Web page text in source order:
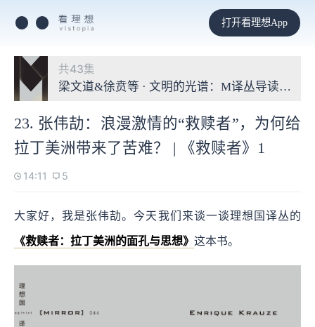
打开看理想App
共43集
梁文道&徐贲等 · 文明的光谱：M译丛导读第三季
23. 张伟劼：浪漫激情的“救赎者”，为何给
拉丁美洲带来了苦难？ | 《救赎者》1
14:11 5
大家好，我是张伟劼。今天我们来谈一谈理想国译丛的
《救赎者：拉丁美洲的面孔与思想》 这本书。